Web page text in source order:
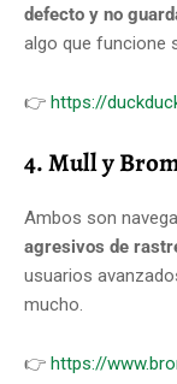
defecto y no
algo que funcione
👉 https://
4. Mull y
Ambos son
agresivos de
usuarios
mucho.
👉 https://